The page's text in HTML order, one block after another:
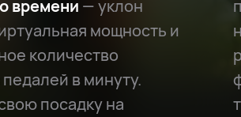
времени — уклон
мощность и
количество
в минуту.
посадку на